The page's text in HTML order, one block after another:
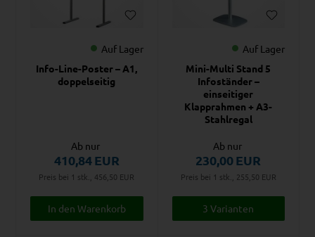
Auf Lager
Info-Line-Poster – A1,
doppelseitig
Ab nur
410,84EUR
Preis bei 1 stk., 456,50 EUR
Auf Lager
Mini-Multi Stand 5
Infoständer –
einseitiger
Klapprahmen + A3-
Stahlregal
Ab nur
230,00EUR
Preis bei 1 stk., 255,50 EUR
3 Varianten